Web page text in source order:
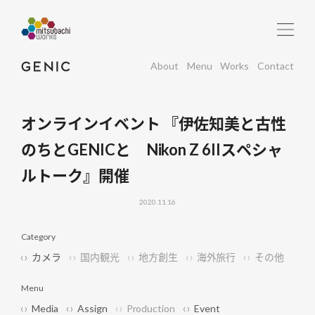
About Menu Works Contact
オンラインイベント 『伊佐知美と古性
のちとGENICと Nikon Z 6IIスペシャ
ルトーク』開催
2020.11.16
Category
カメラ 国内観光 地方創生 海外旅行 その他
Menu
Media Assign Production Event